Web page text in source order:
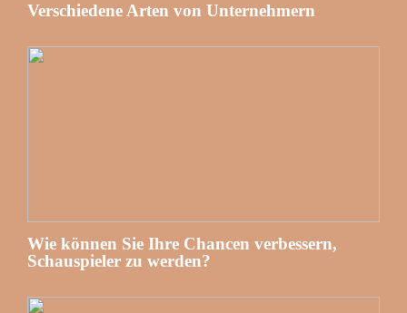
Verschiedene Arten von Unternehmern
Wie können Sie Ihre Chancen verbessern,
Schauspieler zu werden?